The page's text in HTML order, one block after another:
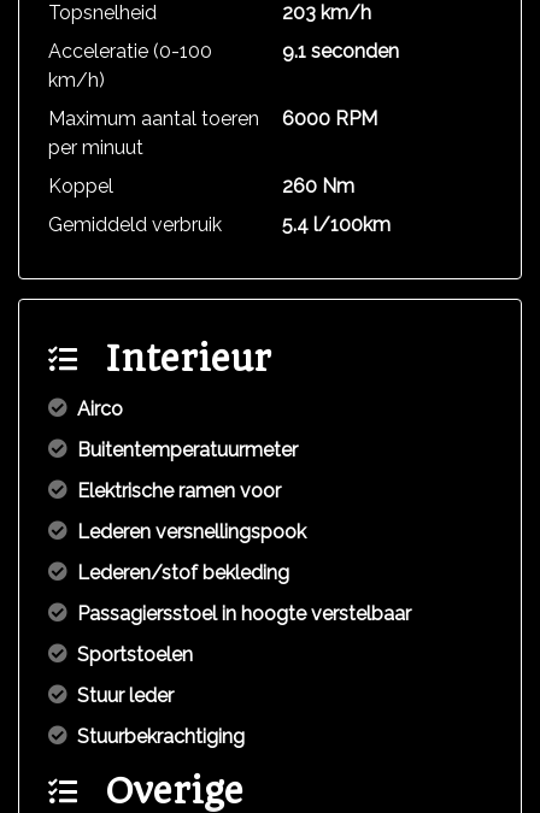
Topsnelheid
203 km/h
Acceleratie (0-100
km/h)
9.1 seconden
Maximum aantal toeren
per minuut
6000 RPM
Koppel
260 Nm
Gemiddeld verbruik
5.4 l/100km
Interieur
Airco
Buitentemperatuurmeter
Elektrische ramen voor
Lederen versnellingspook
Lederen/stof bekleding
Passagiersstoel in hoogte verstelbaar
Sportstoelen
Stuur leder
Stuurbekrachtiging
Overige